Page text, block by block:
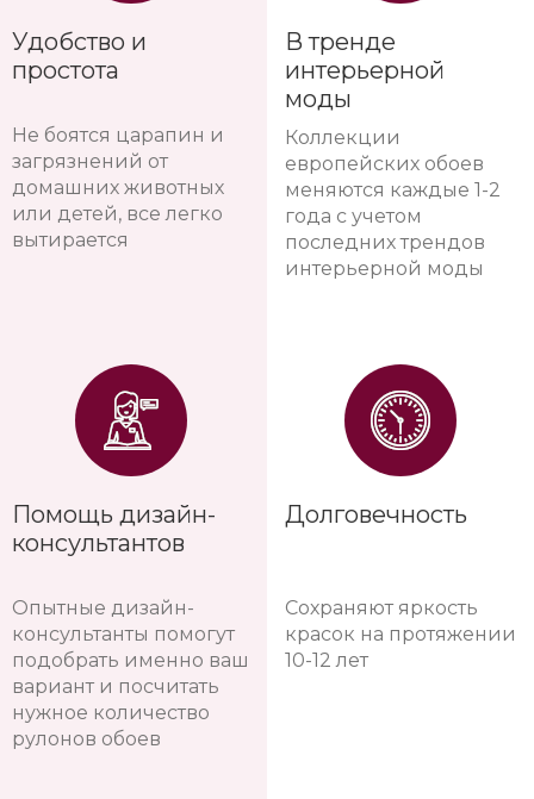
Удобство и
простота
Не боятся царапин и
загрязнений от
домашних животных
или детей, все легко
вытирается
Помощь дизайн-
консультантов
Опытные дизайн-
консультанты помогут
подобрать именно ваш
вариант и посчитать
нужное количество
рулонов обоев
В тренде
интерьерной
моды
Коллекции
европейских обоев
меняются каждые 1-2
года с учетом
последних трендов
интерьерной моды
Долговечность
Сохраняют яркость
красок на протяжении
10-12 лет